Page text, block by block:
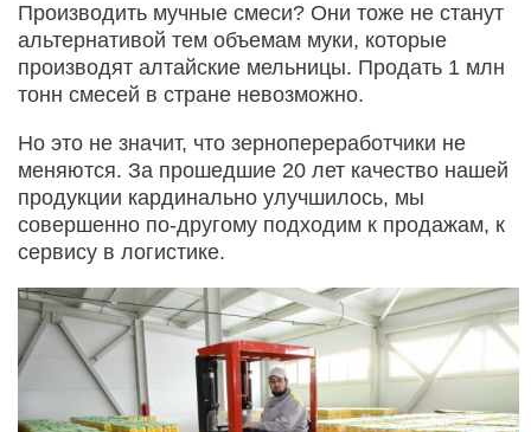
Производить мучные смеси? Они тоже не станут
альтернативой тем объемам муки, которые
производят алтайские мельницы. Продать 1 млн
тонн смесей в стране невозможно.
Но это не значит, что зернопереработчики не
меняются. За прошедшие 20 лет качество нашей
продукции кардинально улучшилось, мы
совершенно по-другому подходим к продажам, к
сервису в логистике.